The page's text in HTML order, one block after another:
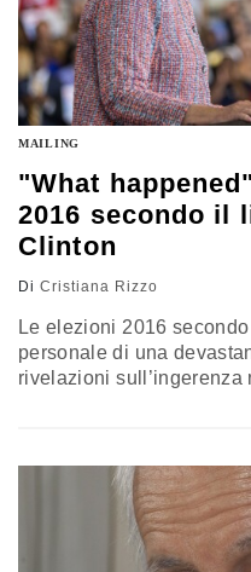
MAILING
"What
2016 secondo il
Clinton
Di Cristiana Rizzo
Le elezioni 2016
personale di una
rivelazioni sull’ingerenza
cosa facessi in pubblico,
senza rete di